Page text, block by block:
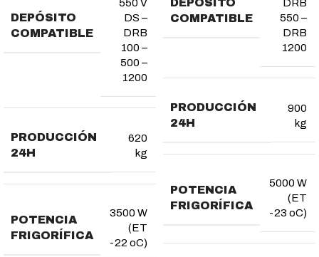
DEPÓSITO
COMPATIBLE
550 V
DS –
DRB
100 –
500 –
1200
PRODUCCIÓN
24H
620
kg
POTENCIA
FRIGORÍFICA
3500 W
(ET
-22 oC)
COMPATIBLE
DRB
550 –
DRB
1200
PRODUCCIÓN
24H
900
kg
POTENCIA
FRIGORÍFICA
5000 W
(ET
-23 oC)